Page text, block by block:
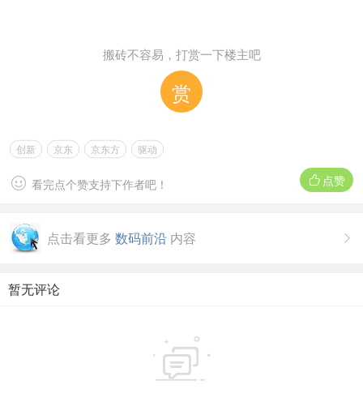
搬砖不容易，打赏一下楼主吧
赏
创新 京东 京东方 驱动
 点赞
 看完点个赞支持下作者吧！

点击看更多 数码前沿 内容
暂无评论
